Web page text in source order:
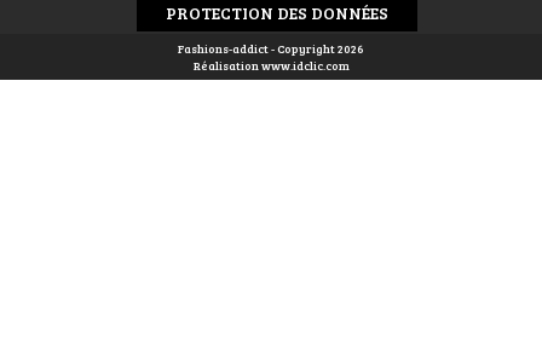
PROTECTION DES DONNÉES
Fashions-addict - Copyright 2026
Réalisationwww.idclic.com